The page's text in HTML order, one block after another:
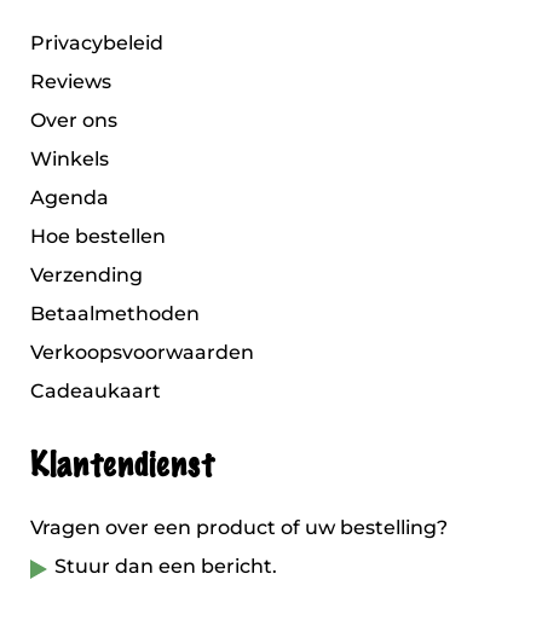
Privacybeleid
Reviews
Over ons
Winkels
Agenda
Hoe bestellen
Verzending
Betaalmethoden
Verkoopsvoorwaarden
Cadeaukaart
Klantendienst
Vragen over een product of uw bestelling?
Stuur dan een bericht.